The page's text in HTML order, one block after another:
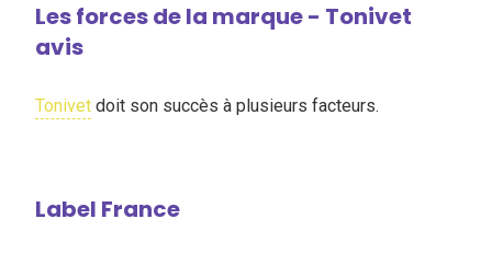
Les forces de la marque - Tonivet
avis
Tonivet doit son succès à plusieurs facteurs.
Label France